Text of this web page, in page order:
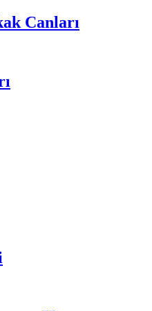
Canları